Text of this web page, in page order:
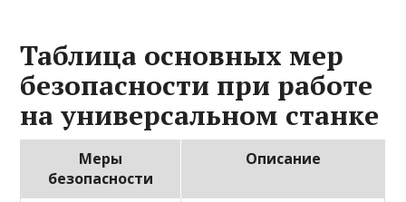
Таблица основных мер
безопасности при работе
на универсальном станке
Меры
безопасности
Описание